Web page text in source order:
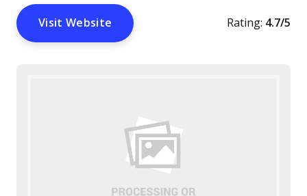
Visit Website Rating: 4.7/5